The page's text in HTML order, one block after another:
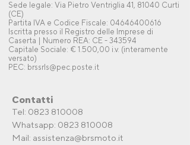
Sede legale: Via Pietro Ventriglia 41, 81040 Curti
(CE)
Partita IVA e Codice Fiscale: 04646400616
Iscritta presso il Registro delle Imprese di
Caserta | Numero REA: CE - 343594
Capitale Sociale: € 1.500,00 i.v. (interamente
versato)
PEC: brssrls@pec.poste.it
Contatti
Tel: 0823 810008
Whatsapp: 0823 810008
Mail: assistenza@brsmoto.it